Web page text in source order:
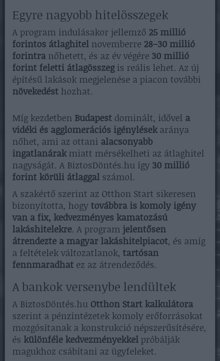
Egyre nagyobb hitelösszegek
A program indulásakor jellemző 25 millió
forintos átlaghitel novemberre 28–30 millió
forintra nőhetett, és az év végére 30 millió
forint feletti átlagösszegis reális lehet. Az új
építésű lakások megjelenése a piacon további
növekedést hozhat.
Míg kezdetben Budapest dominált, idővel a
vidéki és agglomerációs igénylésekaránya
nőhet, ami az ottani alacsonyabb
ingatlanárakmiatt mérsékelheti az átlaghitel
nagyságát. A BiztosDöntés.hu így 30 millió
forint körüli átlaggal számol.
A szakértő szerint az Otthon Start sikeresen
bizonyította, hogytovábbra is komoly igény
van a fix, kedvezményes kamatozású
lakáshitelekre. A program jelentősen
átrendezte a magyar lakáshitelpiacot, és amíg
a feltételek változatlanok, tartósan
fennmaradhat ez az átrendeződés.
A bankok versenybe lendültek
A BiztosDöntés.hu Otthon Start kalkulátora
szerint a pénzintézetek komoly erőforrásokat
mozgósítanak a konstrukció népszerűsítésére,
és különféle kedvezményekkelpróbálják
magukhoz csábítani az ügyfeleket.